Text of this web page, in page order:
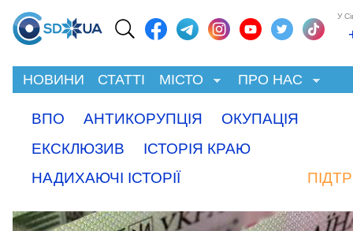
У
НОВИНИ СТАТТІ МІСТО ПРО НАС
ВПО АНТИКОРУПЦІЯ
ОКУПАЦІЯ
ЕКСКЛЮЗИВ
ІСТОРІЯ КРАЮ
НАДИХАЮЧІ ІСТОРІЇ